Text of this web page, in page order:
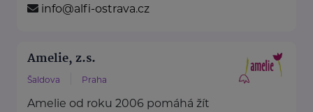
info@alfi-ostrava.cz
Amelie, z.s.
Šaldova Praha
Amelie od roku 2006 pomáhá žít